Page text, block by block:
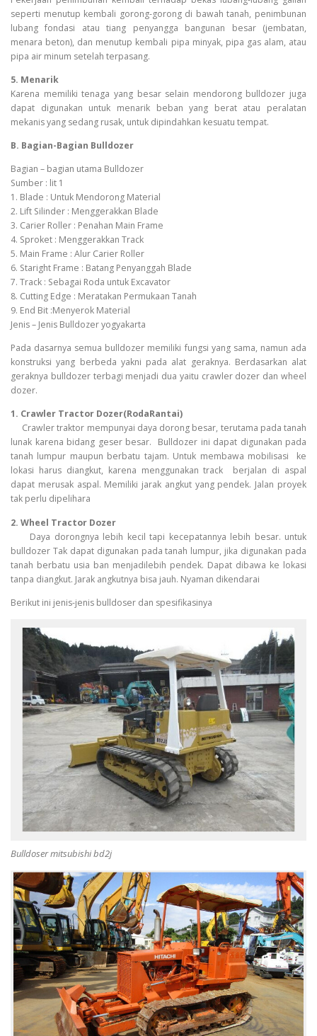
seperti menutup kembali gorong-gorong di bawah tanah, penimbunan
lubang fondasi atau tiang penyangga bangunan besar (jembatan,
menara beton), dan menutup kembali pipa minyak, pipa gas alam, atau
pipa air minum setelah terpasang.
5. Menarik
Karena memiliki tenaga yang besar selain mendorong bulldozer juga
dapat digunakan untuk menarik beban yang berat atau peralatan
mekanis yang sedang rusak, untuk dipindahkan kesuatu tempat.
B. Bagian-Bagian Bulldozer
Bagian – bagian utama Bulldozer
Sumber : lit 1
1. Blade : Untuk Mendorong Material
2. Lift Silinder : Menggerakkan Blade
3. Carier Roller : Penahan Main Frame
4. Sproket : Menggerakkan Track
5. Main Frame : Alur Carier Roller
6. Staright Frame : Batang Penyanggah Blade
7. Track : Sebagai Roda untuk Excavator
8. Cutting Edge : Meratakan Permukaan Tanah
9. End Bit :Menyerok Material
Jenis – Jenis Bulldozer yogyakarta
Pada dasarnya semua bulldozer memiliki fungsi yang sama, namun ada
konstruksi yang berbeda yakni pada alat geraknya. Berdasarkan alat
geraknya bulldozer terbagi menjadi dua yaitu crawler dozer dan wheel
dozer.
1. Crawler Tractor Dozer(RodaRantai)
Crawler traktor mempunyai daya dorong besar, terutama pada tanah
lunak karena bidang geser besar. Bulldozer ini dapat digunakan pada
tanah lumpur maupun berbatu tajam. Untuk membawa mobilisasi ke
lokasi harus diangkut, karena menggunakan track berjalan di aspal
dapat merusak aspal. Memiliki jarak angkut yang pendek. Jalan proyek
tak perlu dipelihara
2. Wheel Tractor Dozer
Daya dorongnya lebih kecil tapi kecepatannya lebih besar. untuk
bulldozer Tak dapat digunakan pada tanah lumpur, jika digunakan pada
tanah berbatu usia ban menjadilebih pendek. Dapat dibawa ke lokasi
tanpa diangkut. Jarak angkutnya bisa jauh. Nyaman dikendarai
Berikut ini jenis-jenis bulldoser dan spesifikasinya
Bulldoser mitsubishi bd2j